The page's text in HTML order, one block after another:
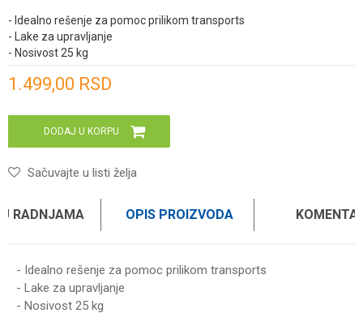
- Idealno rešenje za pomoc prilikom transports
- Lake za upravljanje
- Nosivost 25 kg
1.499,00 RSD
DODAJ U KORPU
Sačuvajte u listi želja
RADNJAMA OPIS PROIZVODA
- Idealno rešenje za pomoc prilikom transports
- Lake za upravljanje
- Nosivost 25 kg